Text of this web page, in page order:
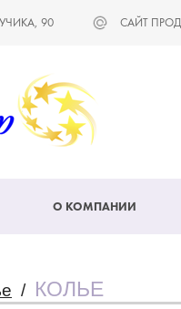
90 САЙТ
О КОМПАНИИ
/ КОЛЬЕ